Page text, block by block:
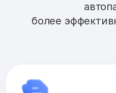
более